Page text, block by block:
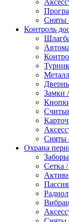
Сняты
Контроль
Замки
Сняты
Охрана
Сетка